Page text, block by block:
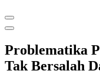
Problematika
Tak Bersalah